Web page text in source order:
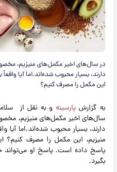
در سال‌های اخیر مکمل‌های منیزیم،
دارند، بسیار محبوب شده‌اند.اما آیا
این مکمل را مصرف کنیم؟
به گزارشپارسینه
سال‌های اخیر مکمل‌های منیزیم،
دارند، بسیار محبوب شده‌اند.اما آیا
منیزیم، این مکمل را مصرف کنیم؟
پاسخ داده است. پاسخ او می‌تواند
بگیرد.